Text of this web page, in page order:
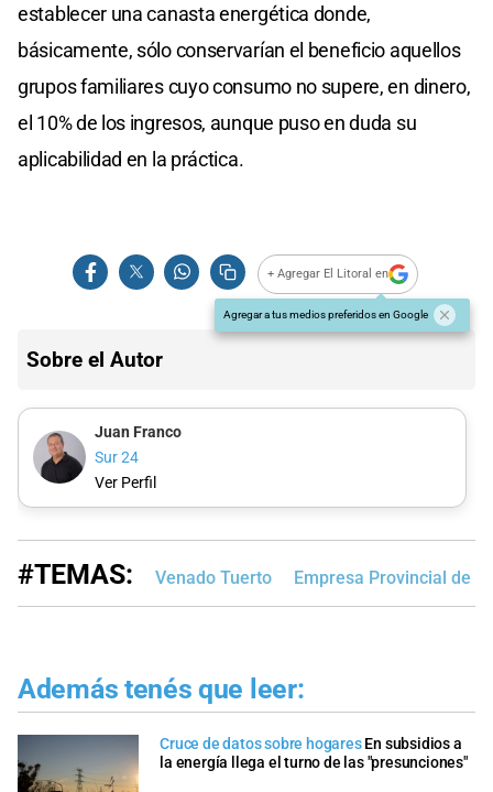
establecer una canasta energética donde,
básicamente, sólo conservarían el beneficio aquellos
grupos familiares cuyo consumo no supere, en dinero,
el 10% de los ingresos, aunque puso en duda su
aplicabilidad en la práctica.
+ Agregar El Litoral en
Agregar a tus medios preferidos en Google
Sobre el Autor
Juan Franco
Sur 24
Ver Perfil
#TEMAS: Venado Tuerto Empresa Provincial de
Además tenés que leer:
Cruce de datos sobre hogares En subsidios a
la energía llega el turno de las "presunciones"